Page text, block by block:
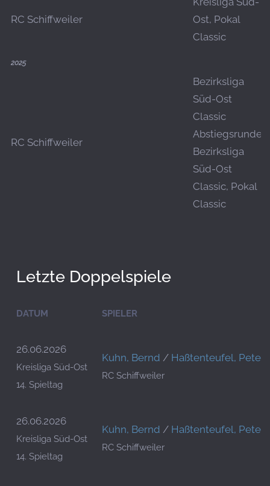
RC Schiffweiler
Ost, Pokal
Classic
2025
RC Schiffweiler
Bezirksliga
Süd-Ost
Classic
Abstiegsrunde,
Bezirksliga
Süd-Ost
Classic, Pokal
Classic
Letzte Doppelspiele
DATUM SPIELER
26.06.2026
Kreisliga Süd-Ost
14. Spieltag
Kuhn, Bernd / Haßtenteufel, Peter
RC Schiffweiler
26.06.2026
Kreisliga Süd-Ost
14. Spieltag
Kuhn, Bernd / Haßtenteufel, Peter
RC Schiffweiler